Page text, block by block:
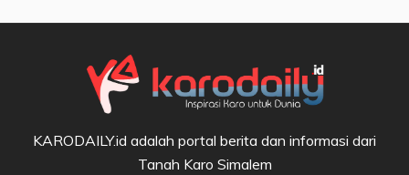
KARODAILY.id adalah portal berita dan informasi dari
Tanah Karo Simalem